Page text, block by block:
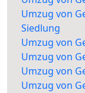
Umzug von
Siedlung
Umzug von
Umzug von
Umzug von
Umzug von